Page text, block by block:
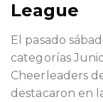
League
El pasado
categorías
Cheerleaders
destacaron en